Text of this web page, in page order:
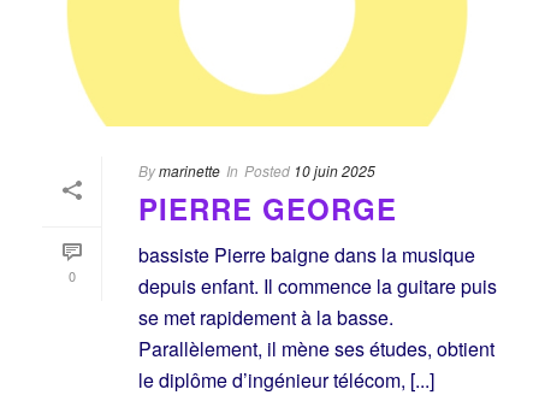
0
Bymarinette In Posted 10 juin 2025
PIERRE GEORGE
bassiste Pierre baigne dans la musique
depuis enfant. Il commence la guitare puis
se met rapidement à la basse.
Parallèlement, il mène ses études, obtient
le diplôme d’ingénieur télécom, [...]